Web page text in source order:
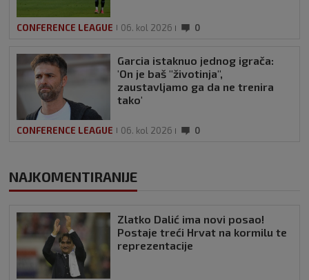
CONFERENCE LEAGUE 06. kol 2026 0
Garcia istaknuo jednog igrača:
'On je baš "životinja",
zaustavljamo ga da ne trenira
tako'
CONFERENCE LEAGUE 06. kol 2026 0
NAJKOMENTIRANIJE
Zlatko Dalić ima novi posao!
Postaje treći Hrvat na kormilu te
reprezentacije